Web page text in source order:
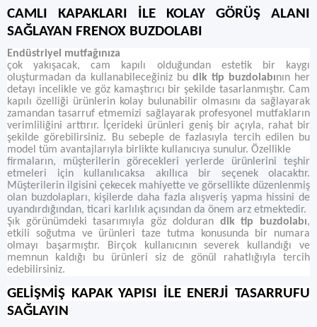
CAMLI KAPAKLARI İLE KOLAY GÖRÜŞ ALANI
SAĞLAYAN FRENOX BUZDOLABI
Endüstriyel mutfağınıza
çok yakışacak, cam kapılı olduğundan estetik bir kaygı
oluşturmadan da kullanabileceğiniz bu dik tip buzdolabının her
detayı incelikle ve göz kamaştırıcı bir şekilde tasarlanmıştır. Cam
kapılı özelliği ürünlerin kolay bulunabilir olmasını da sağlayarak
zamandan tasarruf etmemizi sağlayarak profesyonel mutfakların
verimliliğini arttırır. İçerideki ürünleri geniş bir açıyla, rahat bir
şekilde görebilirsiniz. Bu sebeple de fazlasıyla tercih edilen bu
model tüm avantajlarıyla birlikte kullanıcıya sunulur. Özellikle
firmaların, müşterilerin görecekleri yerlerde ürünlerini teşhir
etmeleri için kullanılıcaksa akıllıca bir seçenek olacaktır.
Müşterilerin ilgisini çekecek mahiyette ve görsellikte düzenlenmiş
olan buzdolapları, kişilerde daha fazla alışveriş yapma hissini de
uyandırdığından, ticari karlılık açısından da önem arz etmektedir.
Şık görünümdeki tasarımıyla göz dolduran dik tip buzdolabı,
etkili soğutma ve ürünleri taze tutma konusunda bir numara
olmayı başarmıştır. Birçok kullanıcının severek kullandığı ve
memnun kaldığı bu ürünleri siz de gönül rahatlığıyla tercih
edebilirsiniz.
GELİŞMİŞ KAPAK YAPISI İLE ENERJİ TASARRUFU
SAĞLAYIN